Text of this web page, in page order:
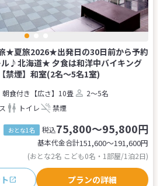
★夏旅2026★出発日の30日前から予約
ル♪北海道★ 夕食は和洋中バイキング
禁煙】和室(2名～5名1室)
朝食付き 【広さ】10畳
2～5名
トイレ 禁煙
おとな1名 税込75,800～95,800円
基本代金合計151,600〜191,600円
(おとな2名 こども0名・1部屋/1泊2日)
プランの詳細